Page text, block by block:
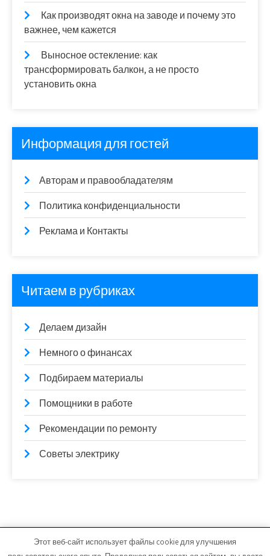
Как производят окна на заводе и почему это
важнее, чем кажется
Выносное остекление: как
трансформировать балкон, а не просто
установить окна
Информация для гостей
Авторам и правообладателям
Политика конфиденциальности
Реклама и Контакты
Читаем в рубриках
Делаем дизайн
Немного о финансах
Подбираем материалы
Помощники в работе
Рекомендации по ремонту
Советы электрику
vitfarma.ru - Работает на WordPress
Этот веб-сайт использует файлы cookie для улучшения